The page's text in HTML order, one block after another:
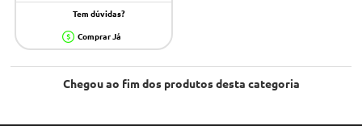
Tem dúvidas?
Comprar Já
Chegou ao fim dos produtos desta categoria